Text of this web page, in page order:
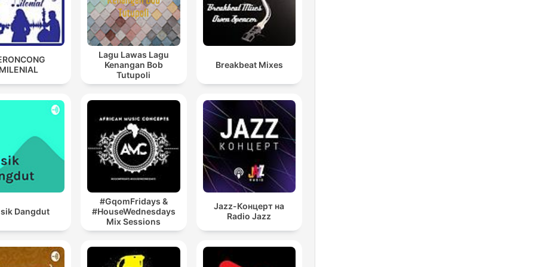
Lagu Lawas Lagu
Kenangan Bob
Tutupoli
Breakbeat Mixes
Dangdut
#GqomFridays &
#HouseWednesdays
Mix Sessions
Jazz-Концерт на
Radio Jazz